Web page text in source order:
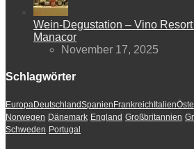
Wein-Degustation – Vino
Manacor
November 17, 2025
Schlagwörter
EuropaDeutschlandSpanien Frankreich Italien
Norwegen Dänemark England Großbritannien
Schweden Portugal